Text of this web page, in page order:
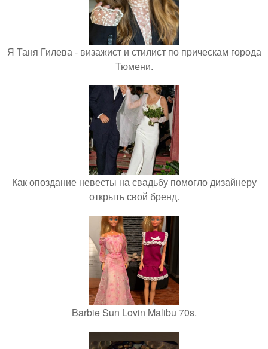
Я Таня Гилева - визажист и стилист по прическам города
Тюмени.
Как опоздание невесты на свадьбу помогло дизайнеру
открыть свой бренд.
Barbie Sun Lovin Malibu 70s.